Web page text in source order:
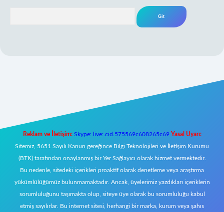
Reklam ve İletişim: Skype: live:.cid.575569c608265c69 Yasal Uyarı:
Sitemiz, 5651 Sayılı Kanun gereğince Bilgi Teknolojileri ve İletişim Kurumu
(BTK) tarafından onaylanmış bir Yer Sağlayıcı olarak hizmet vermektedir.
Bu nedenle, sitedeki içerikleri proaktif olarak denetleme veya araştırma
yükümlülüğümüz bulunmamaktadır. Ancak, üyelerimiz yazdıkları içeriklerin
sorumluluğunu taşımakta olup, siteye üye olarak bu sorumluluğu kabul
etmiş sayılırlar. Bu internet sitesi, herhangi bir marka, kurum veya şahıs